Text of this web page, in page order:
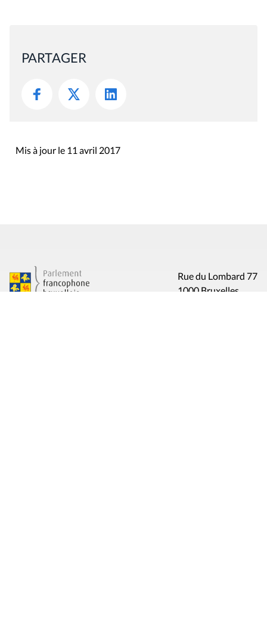
PARTAGER
Mis à jour le 11 avril 2017
Rue du Lombard 77
1000 Bruxelles